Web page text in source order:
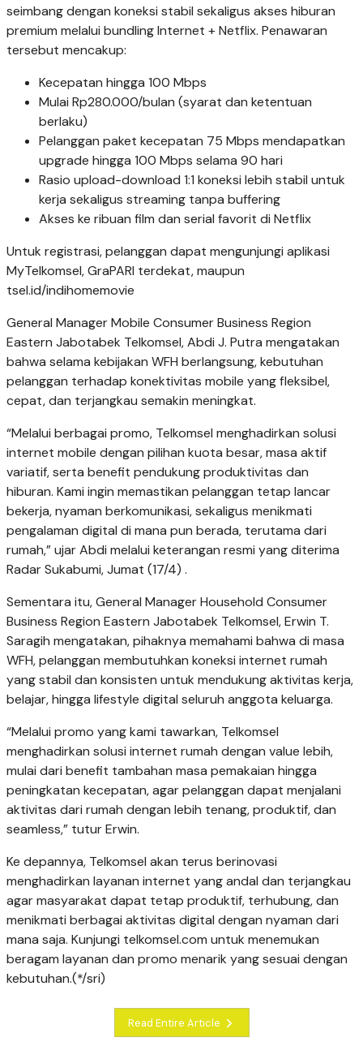
seimbang dengan koneksi stabil sekaligus akses hiburan
premium melalui bundling Internet + Netflix. Penawaran
tersebut mencakup:
Kecepatan hingga 100 Mbps
Mulai Rp280.000/bulan (syarat dan ketentuan
berlaku)
Pelanggan paket kecepatan 75 Mbps mendapatkan
upgrade hingga 100 Mbps selama 90 hari
Rasio upload-download 1:1 koneksi lebih stabil untuk
kerja sekaligus streaming tanpa buffering
Akses ke ribuan film dan serial favorit di Netflix
Untuk registrasi, pelanggan dapat mengunjungi aplikasi
MyTelkomsel, GraPARI terdekat, maupun
tsel.id/indihomemovie
General Manager Mobile Consumer Business Region
Eastern Jabotabek Telkomsel, Abdi J. Putra mengatakan
bahwa selama kebijakan WFH berlangsung, kebutuhan
pelanggan terhadap konektivitas mobile yang fleksibel,
cepat, dan terjangkau semakin meningkat.
“Melalui berbagai promo, Telkomsel menghadirkan solusi
internet mobile dengan pilihan kuota besar, masa aktif
variatif, serta benefit pendukung produktivitas dan
hiburan. Kami ingin memastikan pelanggan tetap lancar
bekerja, nyaman berkomunikasi, sekaligus menikmati
pengalaman digital di mana pun berada, terutama dari
rumah,” ujar Abdi melalui keterangan resmi yang diterima
Radar Sukabumi, Jumat (17/4) .
Sementara itu, General Manager Household Consumer
Business Region Eastern Jabotabek Telkomsel, Erwin T.
Saragih mengatakan, pihaknya memahami bahwa di masa
WFH, pelanggan membutuhkan koneksi internet rumah
yang stabil dan konsisten untuk mendukung aktivitas kerja,
belajar, hingga lifestyle digital seluruh anggota keluarga.
“Melalui promo yang kami tawarkan, Telkomsel
menghadirkan solusi internet rumah dengan value lebih,
mulai dari benefit tambahan masa pemakaian hingga
peningkatan kecepatan, agar pelanggan dapat menjalani
aktivitas dari rumah dengan lebih tenang, produktif, dan
seamless,” tutur Erwin.
Ke depannya, Telkomsel akan terus berinovasi
menghadirkan layanan internet yang andal dan terjangkau
agar masyarakat dapat tetap produktif, terhubung, dan
menikmati berbagai aktivitas digital dengan nyaman dari
mana saja. Kunjungi telkomsel.com untuk menemukan
beragam layanan dan promo menarik yang sesuai dengan
kebutuhan.(*/sri)
Read Entire Article